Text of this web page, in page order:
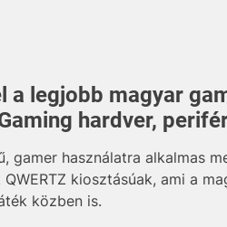
a legjobb magyar
hardver,
gamer használatra alkalmas
kiosztásúak, ami a
közben is.